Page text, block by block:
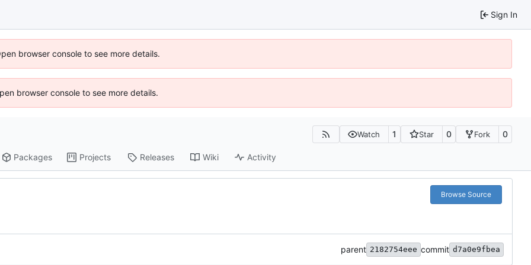
Sign In
browser console to see more details.
browser console to see more details.
Watch 1 Star 0 Fork 0
Packages Projects Releases Wiki Activity
Browse Source
parent 2182754eee commit d7a0e9fbea